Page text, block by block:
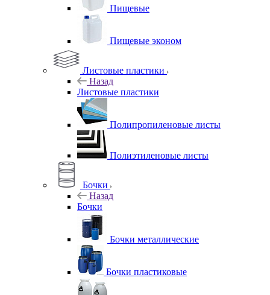
Пищевые
Пищевые эконом
Листовые пластики
Назад
Листовые пластики
Полипропиленовые листы
Полиэтиленовые листы
Бочки
Назад
Бочки
Бочки металлические
Бочки пластиковые